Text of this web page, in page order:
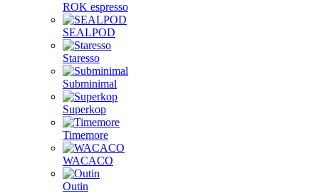
ROK espresso
SEALPOD
Staresso
Subminimal
Superkop
Timemore
WACACO
Outin